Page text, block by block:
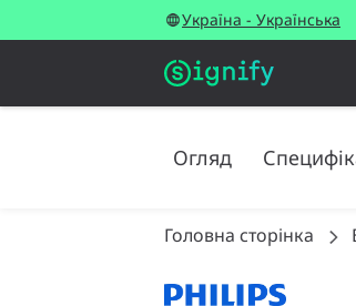
Україна - Українська
Огляд
Головна сторінка